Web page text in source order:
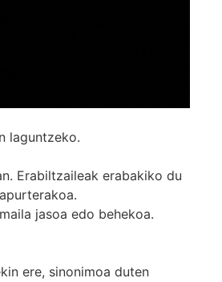
laguntzeko.
Erabiltzaileak erabakiko du
jasoa edo behekoa.
ere, sinonimoa duten